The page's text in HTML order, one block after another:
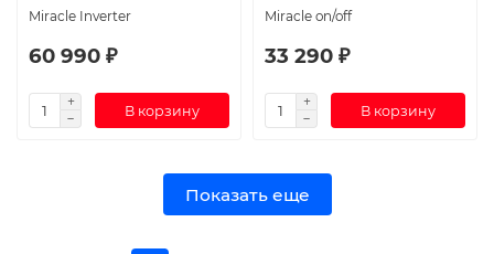
Miracle Inverter
60 990 ₽
В корзину
Miracle on/off
33 290 ₽
В корзину
Показать еще